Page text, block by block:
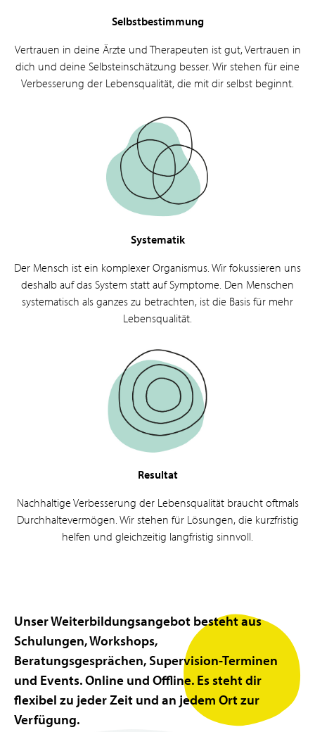
Selbstbestimmung
Vertrauen in deine Ärzte und Therapeuten ist gut, Vertrauen in
dich und deine Selbsteinschätzung besser. Wir stehen für eine
Verbesserung der Lebensqualität, die mit dir selbst beginnt.
Systematik
Der Mensch ist ein komplexer Organismus. Wir fokussieren uns
deshalb auf das System statt auf Symptome. Den Menschen
systematisch als ganzes zu betrachten, ist die Basis für mehr
Lebensqualität.
Resultat
Nachhaltige Verbesserung der Lebensqualität braucht oftmals
Durchhaltevermögen. Wir stehen für Lösungen, die kurzfristig
helfen und gleichzeitig langfristig sinnvoll.
Unser Weiterbildungsangebot besteht aus
Schulungen, Workshops,
Beratungsgesprächen, Supervision-Terminen
und Events. Online und Offline. Es steht dir
flexibel zu jeder Zeit und an jedem Ort zur
Verfügung.